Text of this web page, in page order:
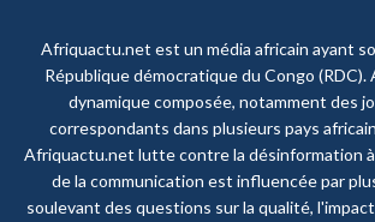
Afriquactu.net est un média africain ayant
République démocratique du Congo (RDC).
dynamique composée, notamment des
correspondants dans plusieurs pays
Afriquactu.net lutte contre la désinformation à
de la communication est influencée par
soulevant des questions sur la qualité,